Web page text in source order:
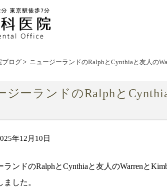
ブログ > ニュージーランドのRalphとCynthiaと友人の
ジーランドのRalphと
年12月10日
ランドのRalphとCynthiaと友人のWarrenと
した。